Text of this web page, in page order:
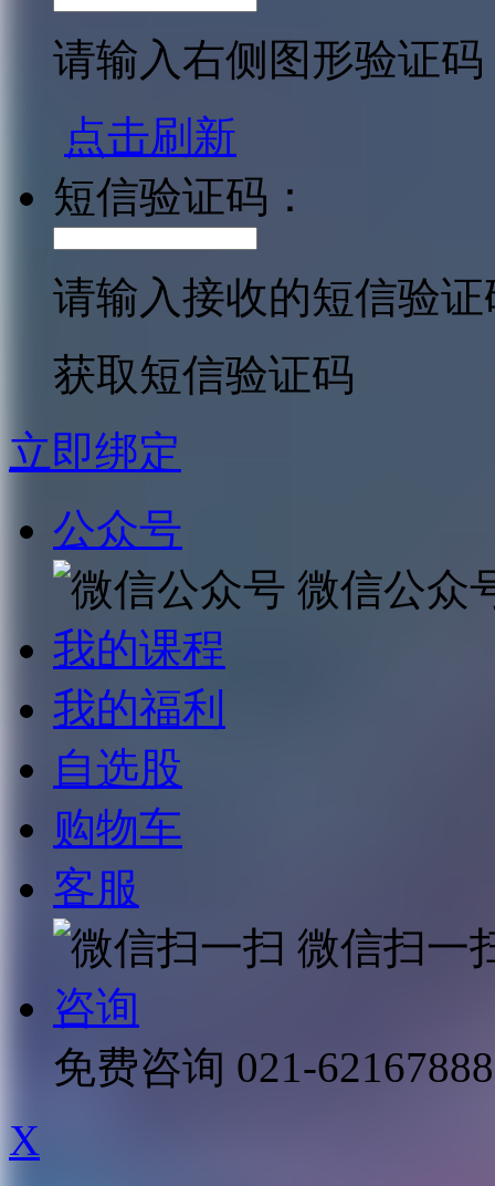
请输入右侧图形验证码
点击刷新
短信验证码：
请输入接收的短信验证
获取短信验证码
立即绑定
公众号
微信公众
我的课程
我的福利
自选股
购物车
客服
微信扫一
咨询
免费咨询 021-62167888
X